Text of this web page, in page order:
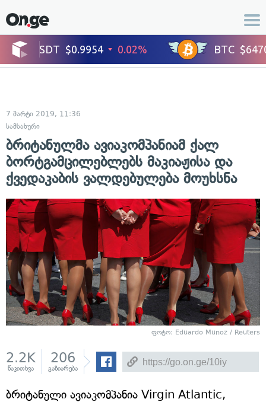
7 მარტი 2019, 11:36
სამსახური
ბრიტანულმა ავიაკომპანიამ ქალ
ბორტგამცილებლებს მაკიაჟისა და
ქვედაკაბის ვალდებულება მოუხსნა
ფოტო: Eduardo Munoz / Reuters
2.2K
წაკითხვა
206
გაზიარება
ბრიტანული ავიაკომპანია Virgin Atlantic,